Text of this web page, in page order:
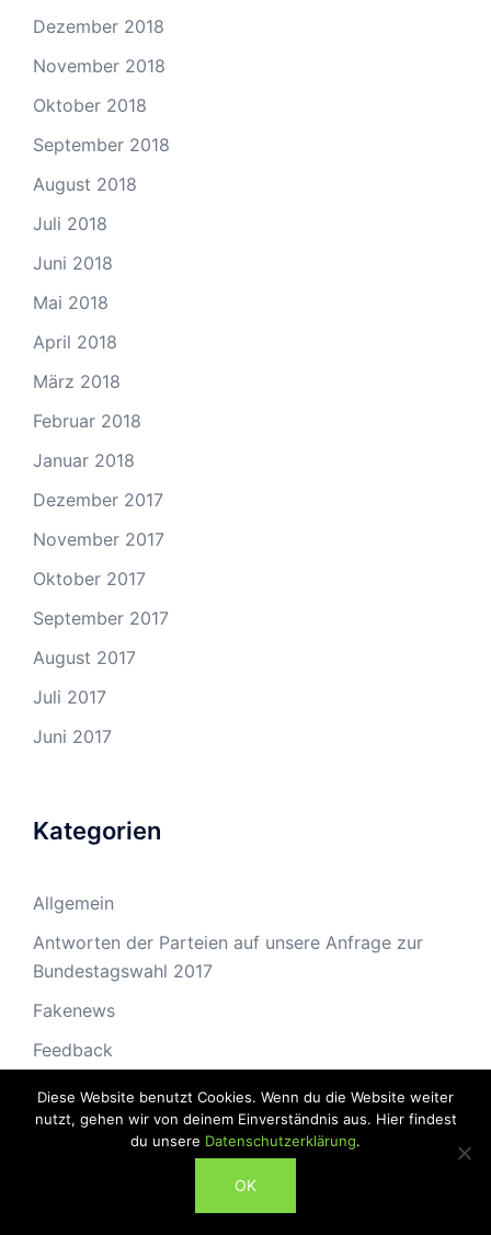
Dezember 2018
November 2018
Oktober 2018
September 2018
August 2018
Juli 2018
Juni 2018
Mai 2018
April 2018
März 2018
Februar 2018
Januar 2018
Dezember 2017
November 2017
Oktober 2017
September 2017
August 2017
Juli 2017
Juni 2017
Kategorien
Allgemein
Antworten der Parteien auf unsere Anfrage zur
Bundestagswahl 2017
Fakenews
Feedback
Kurti
PRESSE
Diese Website benutzt Cookies. Wenn du die Website weiter
nutzt, gehen wir von deinem Einverständnis aus. Hier findest
du unsere Datenschutzerklärung.
OK